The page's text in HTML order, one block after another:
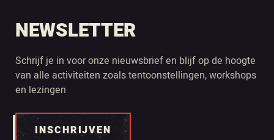
NEWSLETTER
Schrijf je in voor onze nieuwsbrief en blijf op de hoogte
van alle activiteiten zoals tentoonstellingen, workshops
en lezingen
INSCHRIJVEN